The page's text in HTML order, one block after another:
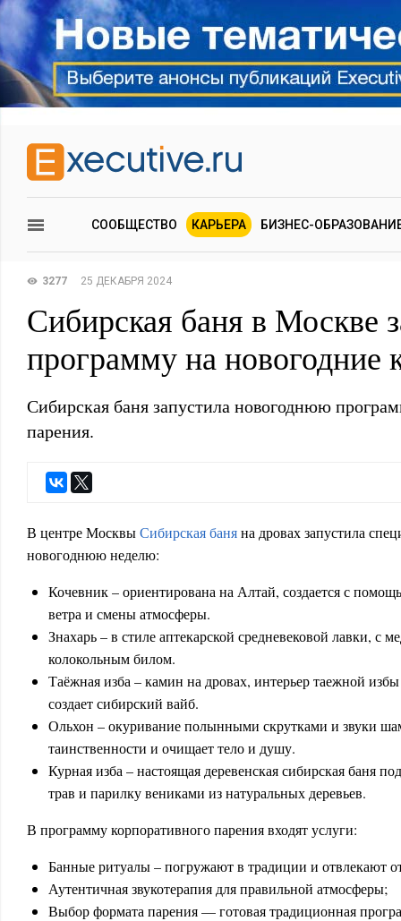
СООБЩЕСТВО КАРЬЕРА БИЗНЕС-
3277 25 ДЕКАБРЯ 2024
Сибирская баня в Москве
программу на новогодние
Сибирская баня запустила новогоднюю
парения.
В центре МосквыСибирская баняна дровах запустила
новогоднюю неделю:
Кочевник – ориентирована на Алтай, создается с
ветра и смены атмосферы.
Знахарь – в стиле аптекарской средневековой лавки, с
колокольным билом.
Таёжная изба – камин на дровах, интерьер таежной
создает сибирский вайб.
Ольхон – окуривание полынными скрутками и звуки
таинственности и очищает тело и душу.
Курная изба – настоящая деревенская сибирская баня
трав и парилку вениками из натуральных деревьев.
В программу корпоративного парения входят услуги:
Банные ритуалы – погружают в традиции и отвлекают
Аутентичная звукотерапия для правильной атмосферы;
Выбор формата парения — готовая традиционная